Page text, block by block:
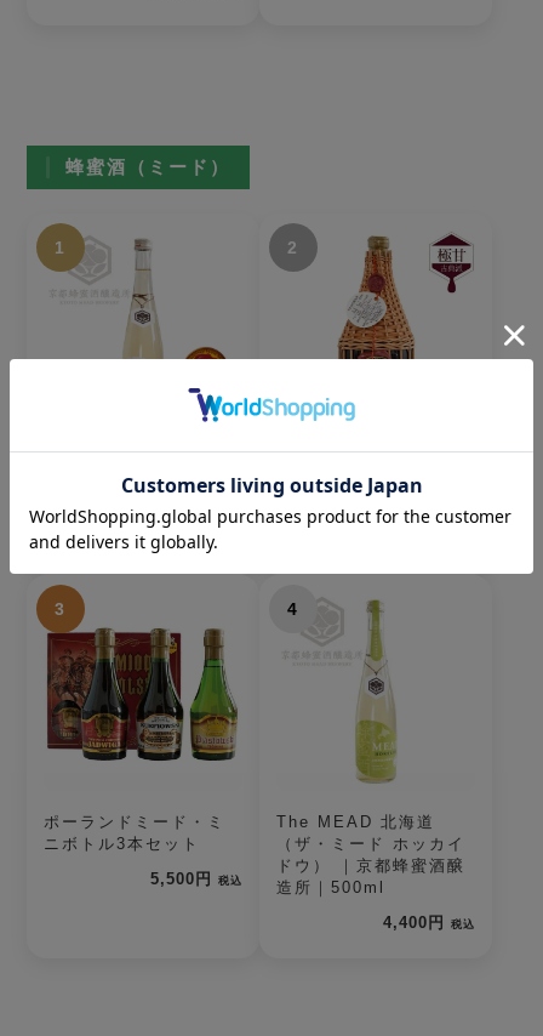
蜂蜜酒（ミード）
1
ド）｜京都蜂蜜酒醸造
3,850円
2
り) ｜極甘｜750ml
7,700円税込
3
ポーランドミード・ミ
ニボトル3本セット
5,500円
税込
4
The MEAD 北海道
（ザ・ミード ホッカイ
ドウ） ｜京都蜂蜜酒醸
造所｜500ml
4,400円
税込